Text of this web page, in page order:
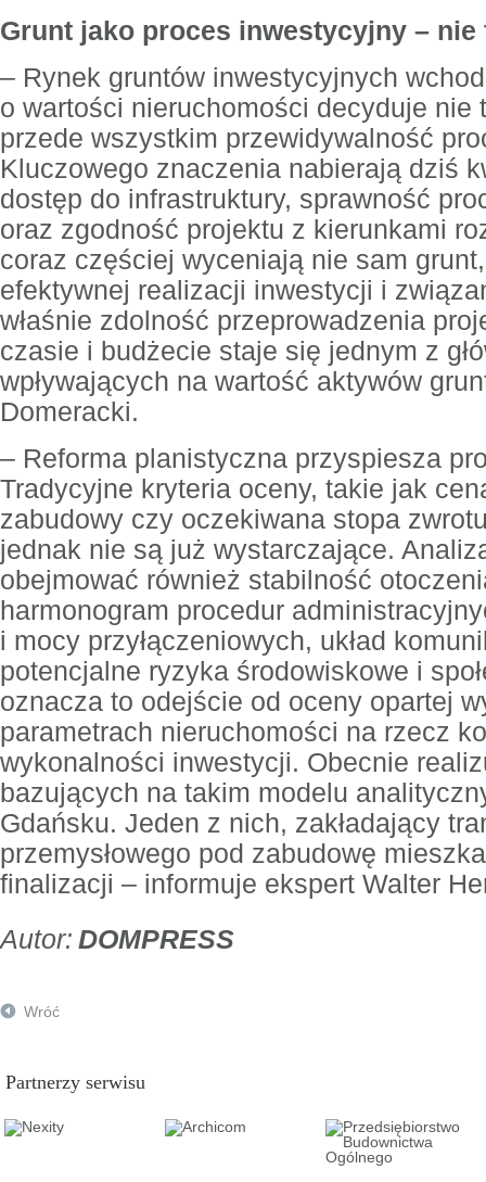
Grunt jako proces inwestycyjny –
– Rynek gruntów inwestycyjnych
o wartości nieruchomości decyduje
przede wszystkim przewidywalność
Kluczowego znaczenia nabierają dziś
dostęp do infrastruktury, sprawność
oraz zgodność projektu z kierunkami
coraz częściej wyceniają nie sam
efektywnej realizacji inwestycji i
właśnie zdolność przeprowadzenia
czasie i budżecie staje się jednym z
wpływających na wartość aktywów
Domeracki.
– Reforma planistyczna przyspiesza
Tradycyjne kryteria oceny, takie jak
zabudowy czy oczekiwana stopa
jednak nie są już wystarczające.
obejmować również stabilność
harmonogram procedur
i mocy przyłączeniowych, układ
potencjalne ryzyka środowiskowe i
oznacza to odejście od oceny opartej
parametrach nieruchomości na rzecz
wykonalności inwestycji. Obecnie
bazujących na takim modelu
Gdańsku. Jeden z nich, zakładający
przemysłowego pod zabudowę
finalizacji – informuje ekspert Walter
DOMPRESS
Wróć
Partnerzy serwisu